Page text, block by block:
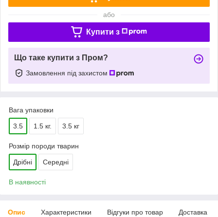
або
Купити з
Що таке купити з Пром?
Замовлення під захистом
Вага упаковки
3.5 1.5 кг. 3.5 кг
Розмір породи тварин
Дрібні Середні
В наявності
Опис Характеристики Відгуки про товар Доставка